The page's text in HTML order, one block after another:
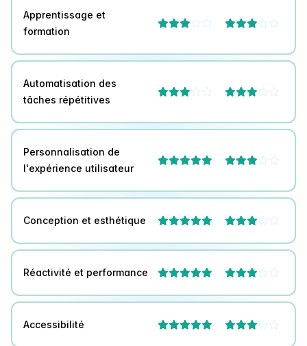
Apprentissage et
formation
 
Automatisation des
tâches répétitives
 
Personnalisation de
l'expérience utilisateur
 
Conception et esthétique  
Réactivité et performance  
Accessibilité  